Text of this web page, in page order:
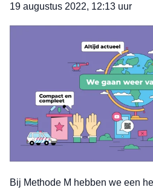
19 augustus 2022, 12:13 uur
Bij Methode M hebben we een